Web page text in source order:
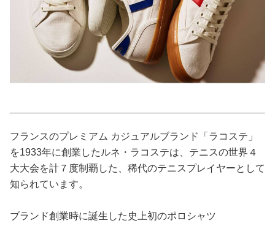
トラベル
カルチャー/エンタメ
性と愛
ゲーム
フランスのプレミアム カジュアルブランド「ラコステ」
を1933年に創業したルネ・ラコステは、テニスの世界４
大大会を計７度制覇した、稀代のテニスプレイヤーとして
知られています。
ブランド創業時に誕生した史上初のポロシャツ